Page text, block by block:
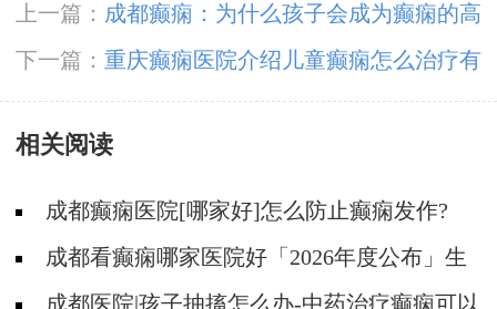
上一篇： 成都癫痫：为什么孩子会成为癫痫的高
发人群?
下一篇： 重庆癫痫医院介绍儿童癫痫怎么治疗有
效?
相关阅读
成都癫痫医院[哪家好]怎么防止癫痫发作?
成都看癫痫哪家医院好「2026年度公布」生